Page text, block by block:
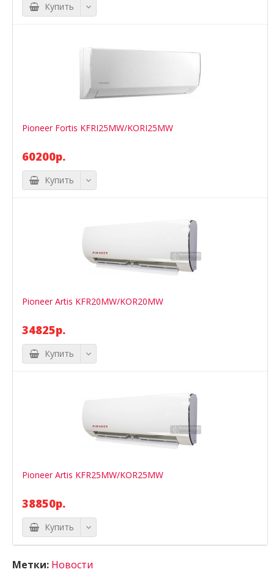
Купить
Pioneer Fortis KFRI25MW/KORI25MW
60200р.
Купить
Pioneer Artis KFR20MW/KOR20MW
34825р.
Купить
Pioneer Artis KFR25MW/KOR25MW
38850р.
Купить
Метки: Новости